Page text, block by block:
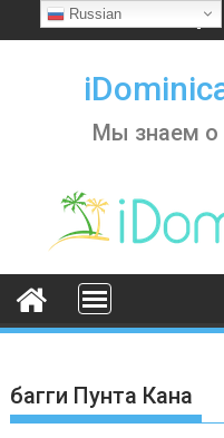
to
Мы знаем о
багги Пунта Кана
Russian